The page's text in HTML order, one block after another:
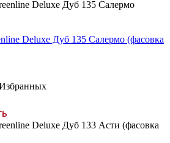
Deluxe Дуб 135 Салермо (фасовка